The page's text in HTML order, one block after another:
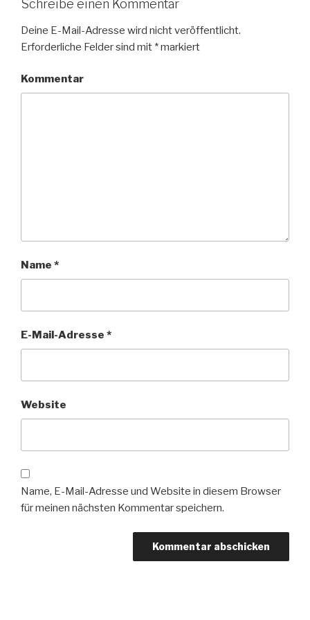
Schreibe einen Kommentar
Deine E-Mail-Adresse wird nicht veröffentlicht.
Erforderliche Felder sind mit *markiert
Kommentar
Name *
E-Mail-Adresse *
Website
Name, E-Mail-Adresse und Website in diesem Browser
für meinen nächsten Kommentar speichern.